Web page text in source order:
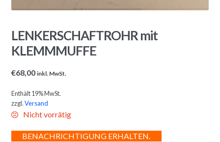
LENKERSCHAFTROHR mit
KLEMMMUFFE
€68,00 inkl. MwSt.
Enthält 19% MwSt.
zzgl.Versand
Nicht vorrätig
BENACHRICHTIGUNG ERHALTEN.